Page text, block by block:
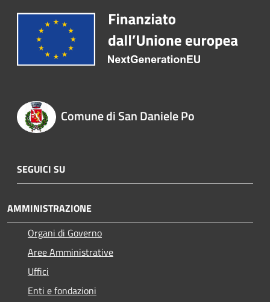
Comune di San Daniele Po
SEGUICI SU
AMMINISTRAZIONE
Organi di Governo
Aree Amministrative
Uffici
Enti e fondazioni